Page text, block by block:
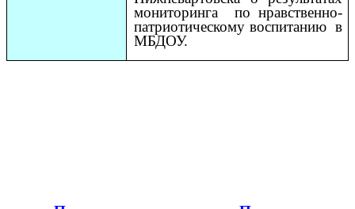
мониторинга по нравственно-
патриотическому воспитанию в
МБДОУ.